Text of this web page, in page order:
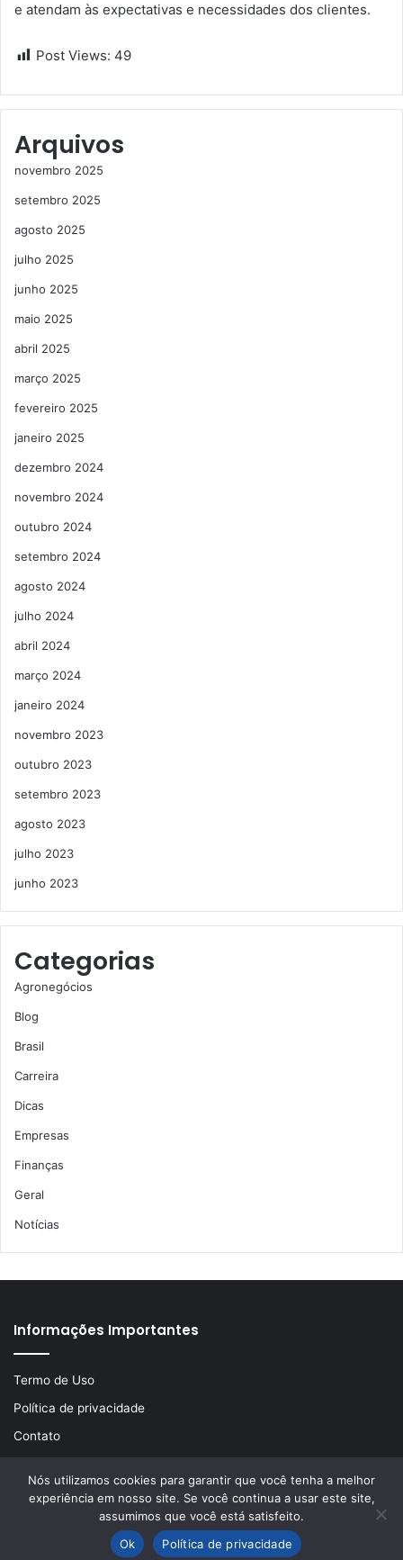
e atendam às expectativas e necessidades dos clientes.
Post Views: 49
Arquivos
novembro 2025
setembro 2025
agosto 2025
julho 2025
junho 2025
maio 2025
abril 2025
março 2025
fevereiro 2025
janeiro 2025
dezembro 2024
novembro 2024
outubro 2024
setembro 2024
agosto 2024
julho 2024
abril 2024
março 2024
janeiro 2024
novembro 2023
outubro 2023
setembro 2023
agosto 2023
julho 2023
junho 2023
Categorias
Agronegócios
Blog
Brasil
Carreira
Dicas
Empresas
Finanças
Geral
Notícias
Informações Importantes
Termo de Uso
Política de privacidade
Contato
© Copyright 2026, Todos os direitos reservados | Desenvolvido
por LA Comunicações
Nós utilizamos cookies para garantir que você tenha a melhor
experiência em nosso site. Se você continua a usar este site,
assumimos que você está satisfeito.
Ok
Política de privacidade